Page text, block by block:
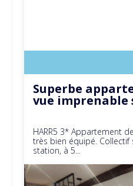
Superbe
vue imprenable
HARR5 3* Appartement
très bien équipé. Collectif
station, à 5...